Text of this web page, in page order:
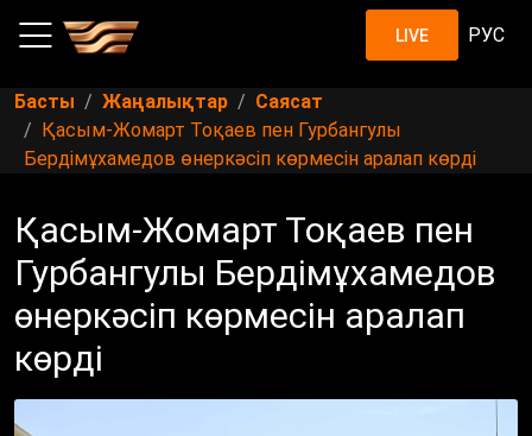
LIVE РУС
Басты Жаңалықтар
Саясат
Қасым-Жомарт Тоқаев пен Гурбангулы
Бердімұхамедов өнеркәсіп көрмесін аралап көрді
Қасым-Жомарт Тоқаев пен
Гурбангулы Бердімұхамедов
өнеркәсіп көрмесін аралап
көрді